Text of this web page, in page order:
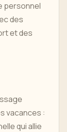
personnel
des
et des
vacances :
qui allie